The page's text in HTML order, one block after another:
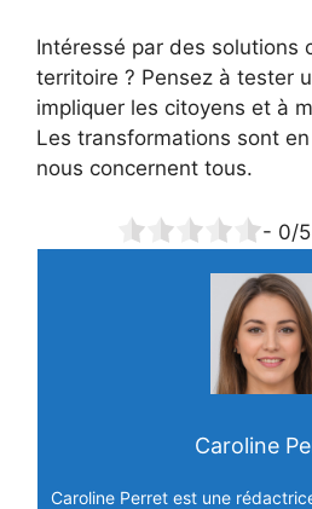
Intéressé par des solutions
territoire ? Pensez à tester
impliquer les citoyens et à
Les transformations sont
nous concernent tous.
- 0/
Caroline
Caroline Perret est une